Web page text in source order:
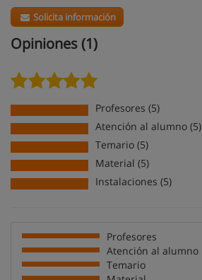
Solicita información
Opiniones (1)
Profesores (5)
Atención al alumno (5)
Temario (5)
Material (5)
Instalaciones (5)
Profesores
Atención al alumno
Temario